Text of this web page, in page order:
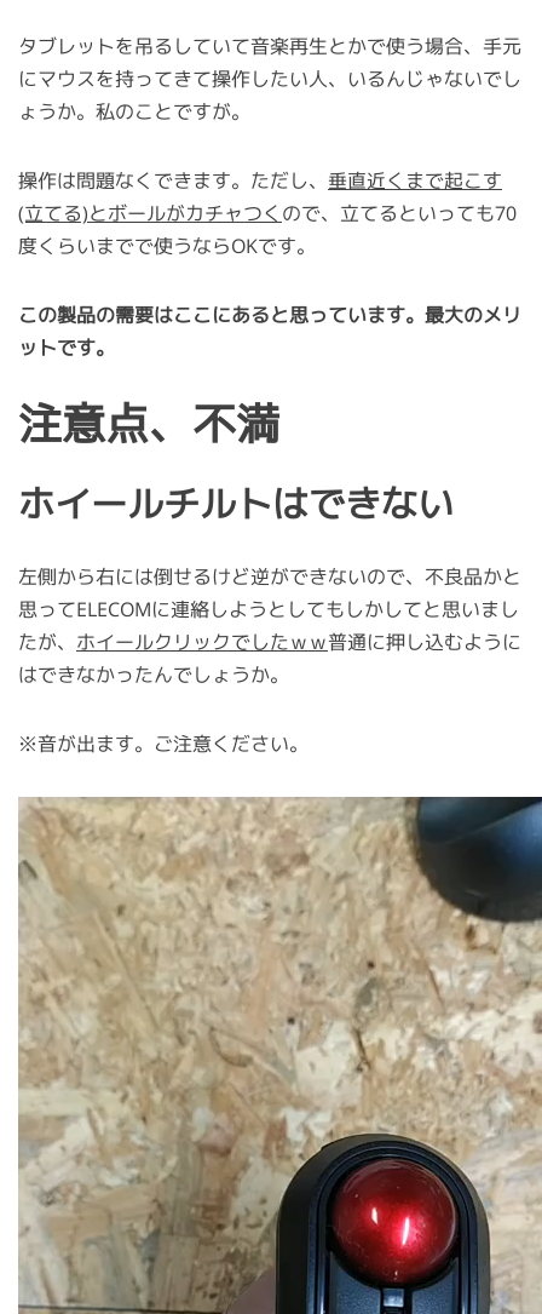
タブレットを吊るしていて音楽再生とかで使う場合、手元
にマウスを持ってきて操作したい人、いるんじゃないでし
ょうか。私のことですが。
操作は問題なくできます。ただし、 垂直近くまで起こす
(立てる)とボールがカチャつく ので、立てるといっても70
度くらいまでで使うならOKです。
この製品の需要はここにあると思っています。最大のメリ
ットです。
注意点、不満
ホイールチルトはできない
左側から右には倒せるけど逆ができないので、不良品かと
思ってELECOMに連絡しようとしてもしかしてと思いまし
たが、 ホイールクリックでしたｗｗ普通に押し込むように
はできなかったんでしょうか。
※音が出ます。ご注意ください。